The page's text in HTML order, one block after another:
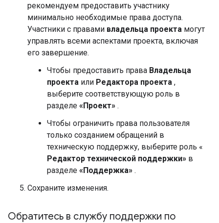
рекомендуем предоставить участнику
минимально необходимые права доступа.
Участники с правами владельца проекта могут
управлять всеми аспектами проекта, включая
его завершение.
Чтобы предоставить права Владельца
проекта или Редактора проекта ,
выберите соответствующую роль в
разделе «Проект» .
Чтобы ограничить права пользователя
только созданием обращений в
техническую поддержку, выберите роль «
Редактор технической поддержки» в
разделе «Поддержка» .
Сохраните изменения.
Обратитесь в службу поддержки по